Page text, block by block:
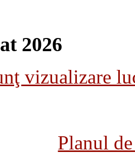
2026
vizualizare
Planul